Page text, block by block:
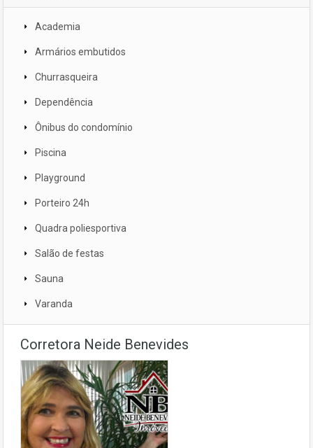
Academia
Armários embutidos
Churrasqueira
Dependência
Ônibus do condomínio
Piscina
Playground
Porteiro 24h
Quadra poliesportiva
Salão de festas
Sauna
Varanda
Corretora Neide Benevides